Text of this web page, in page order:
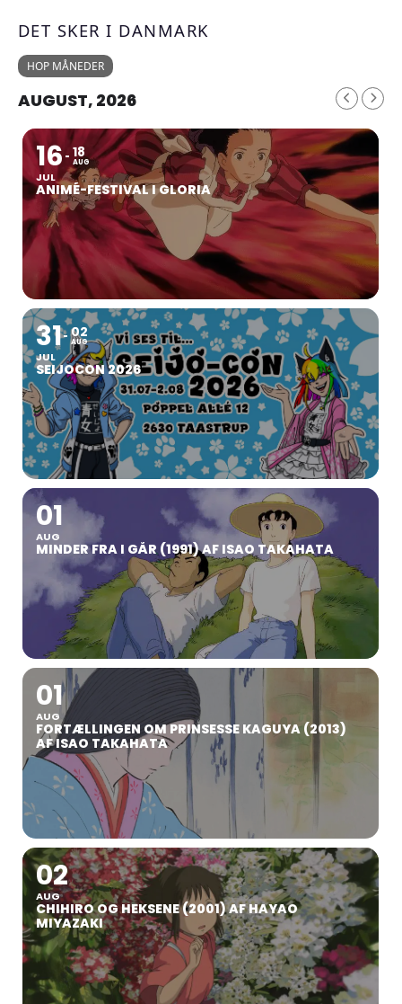
DET SKER I DANMARK
HOP MÅNEDER
AUGUST, 2026
16
JUL
18
AUG
ANIMÉ-FESTIVAL I GLORIA
31
JUL
02
AUG
SEIJOCON 2026
01
AUG
MINDER FRA I GÅR (1991) AF ISAO TAKAHATA
01
AUG
FORTÆLLINGEN OM PRINSESSE KAGUYA (2013)
AF ISAO TAKAHATA
02
AUG
CHIHIRO OG HEKSENE (2001) AF HAYAO
MIYAZAKI